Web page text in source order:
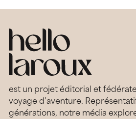
est un projet éditorial et
voyage d’aventure.
générations, notre média